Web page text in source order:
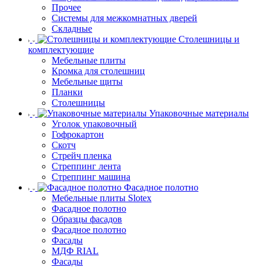
Прочее
Системы для межкомнатных дверей
Складные
Столешницы и
комплектующие
Мебельные плиты
Кромка для столешниц
Мебельные щиты
Планки
Столешницы
Упаковочные материалы
Уголок упаковочный
Гофрокартон
Скотч
Стрейч пленка
Стреппинг лента
Стреппинг машина
Фасадное полотно
Мебельные плиты Slotex
Фасадное полотно
Образцы фасадов
Фасадное полотно
Фасады
МДФ RIAL
Фасады